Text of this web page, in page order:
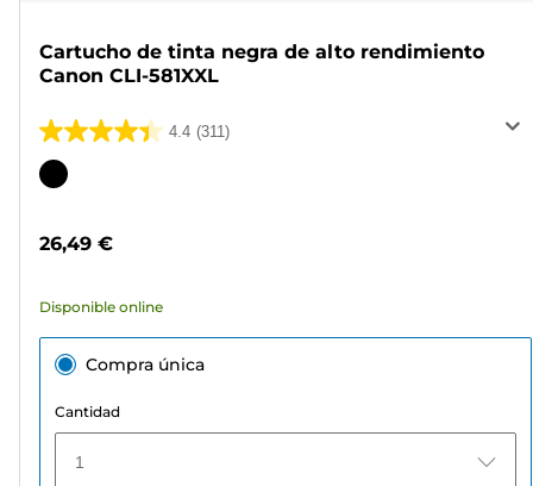
Cartucho de tinta negra de alto rendimiento
Canon CLI-581XXL
4.4 (311)
4.4
de
311
Cartucho
color
26,49 €
Disponible online
Compra única
Cantidad
1